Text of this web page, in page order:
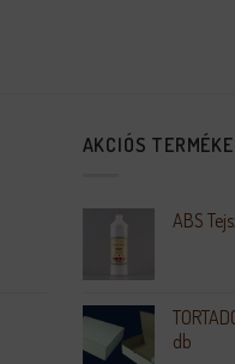
AKCIÓS
ABS
db